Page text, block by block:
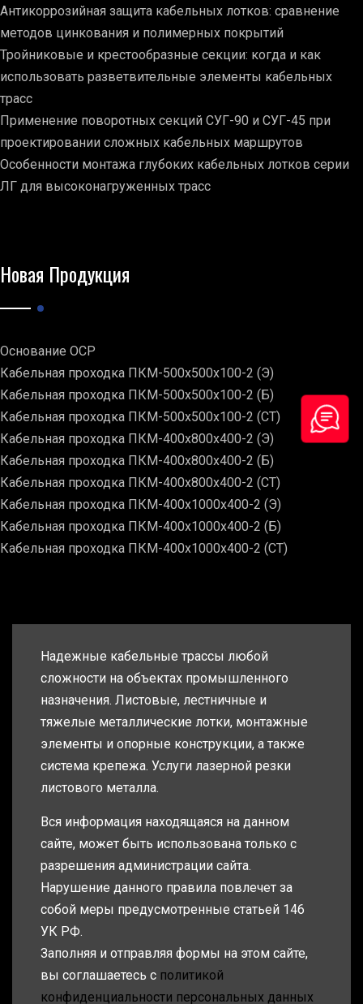
Антикоррозийная защита кабельных лотков: сравнение
методов цинкования и полимерных покрытий
Тройниковые и крестообразные секции: когда и как
использовать разветвительные элементы кабельных
трасс
Применение поворотных секций СУГ-90 и СУГ-45 при
проектировании сложных кабельных маршрутов
Особенности монтажа глубоких кабельных лотков серии
ЛГ для высоконагруженных трасс
Новая Продукция
Основание ОСР
Кабельная проходка ПКМ-500х500х100-2 (Э)
Кабельная проходка ПКМ-500х500х100-2 (Б)
Кабельная проходка ПКМ-500х500х100-2 (СТ)
Кабельная проходка ПКМ-400х800х400-2 (Э)
Кабельная проходка ПКМ-400х800х400-2 (Б)
Кабельная проходка ПКМ-400х800х400-2 (СТ)
Кабельная проходка ПКМ-400х1000х400-2 (Э)
Кабельная проходка ПКМ-400х1000х400-2 (Б)
Кабельная проходка ПКМ-400х1000х400-2 (СТ)
Надежные кабельные трассы любой
сложности на объектах промышленного
назначения. Листовые, лестничные и
тяжелые металлические лотки, монтажные
элементы и опорные конструкции, а также
система крепежа. Услуги лазерной резки
листового металла.
Вся информация находящаяся на данном
сайте, может быть использована только с
разрешения администрации сайта.
Нарушение данного правила повлечет за
собой меры предусмотренные статьей 146
УК РФ.
Заполняя и отправляя формы на этом сайте,
вы соглашаетесь с политикой
конфиденциальности персональных данных